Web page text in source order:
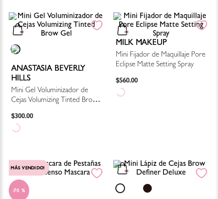
ANASTASIA BEVERLY
HILLS
Mini Gel Voluminizador de
Cejas Volumizing Tinted Brow
$300.00
MILK MAKEUP
Mini Fijador de Maquillaje Pore
Eclipse Matte Setting Spray
$560.00
70 %
MÁS VENDIDO!